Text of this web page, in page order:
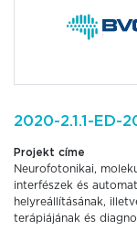
2020-2.1.1-ED-
Projekt címe
Neurofotonikai,
interfészek és
helyreállításának,
terápiájának és